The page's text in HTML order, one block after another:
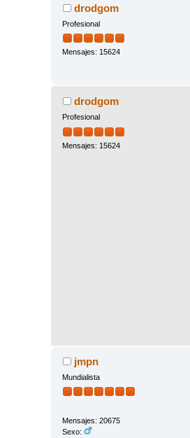
drodgom
Profesional
Mensajes: 15624
drodgom
Profesional
Mensajes: 15624
jmpn
Mundialista
Mensajes: 20675
Sexo: